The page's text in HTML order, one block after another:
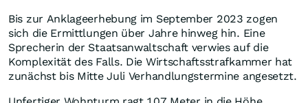
Bis zur Anklageerhebung im September 2023 zogen
sich die Ermittlungen über Jahre hinweg hin. Eine
Sprecherin der Staatsanwaltschaft verwies auf die
Komplexität des Falls. Die Wirtschaftsstrafkammer hat
zunächst bis Mitte Juli Verhandlungstermine angesetzt.